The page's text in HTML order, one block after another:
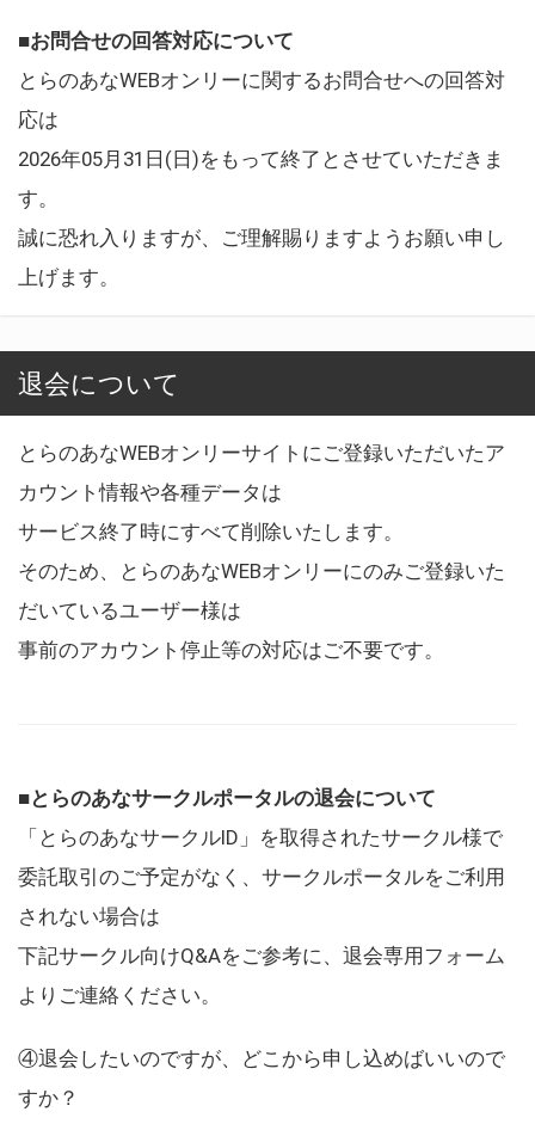
■お問合せの回答対応について
とらのあなWEBオンリーに関するお問合せへの回答対
応は
2026年05月31日(日)をもって終了とさせていただきま
す。
誠に恐れ入りますが、ご理解賜りますようお願い申し
上げます。
退会について
とらのあなWEBオンリーサイトにご登録いただいたア
カウント情報や各種データは
サービス終了時にすべて削除いたします。
そのため、とらのあなWEBオンリーにのみご登録いた
だいているユーザー様は
事前のアカウント停止等の対応はご不要です。
■とらのあなサークルポータルの退会について
「とらのあなサークルID」を取得されたサークル様で
委託取引のご予定がなく、サークルポータルをご利用
されない場合は
下記サークル向けQ&Aをご参考に、退会専用フォーム
よりご連絡ください。
④退会したいのですが、どこから申し込めばいいので
すか？